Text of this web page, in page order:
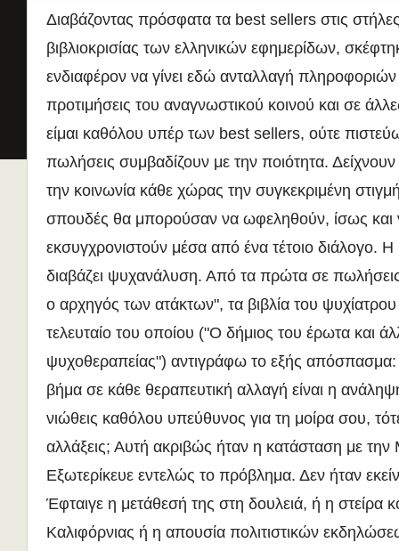
Διαβάζοντας πρόσφατα τα best sellers στις
βιβλιοκρισίας των ελληνικών εφημερίδων,
ενδιαφέρον να γίνει εδώ ανταλλαγή πληροφοριών
προτιμήσεις του αναγνωστικού κοινού και σε
είμαι καθόλου υπέρ των best sellers, ούτε
πωλήσεις συμβαδίζουν με την ποιότητα.
την κοινωνία κάθε χώρας την συγκεκριμένη
σπουδές θα μπορούσαν να ωφεληθούν, ίσως
εκσυγχρονιστούν μέσα από ένα τέτοιο διάλογο.
διαβάζει ψυχανάλυση. Από τα πρώτα σε
ο αρχηγός των ατάκτων", τα βιβλία του
τελευταίο του οποίου ("Ο δήμιος του έρωτα και
ψυχοθεραπείας") αντιγράφω το εξής
βήμα σε κάθε θεραπευτική αλλαγή είναι η
νιώθεις καθόλου υπεύθυνος για τη μοίρα σου,
αλλάξεις; Αυτή ακριβώς ήταν η κατάσταση με την
Εξωτερίκευε εντελώς το πρόβλημα. Δεν ήταν
Έφταιγε η μετάθεσή της στη δουλειά, ή η στείρα
Καλιφόρνιας ή η απουσία πολιτιστικών
Είναι εδώ αυτή τη στιγμή0 χρήστες
1 επισκέπτης
Διδασκαλία της Ελληνικής ως
Δεύτερης/Ξένης Γλώσσας
(Εξ Αποστάσεως) από το Παν/
Λευκωσίας σε συνεργασία με
ΚΕΓ
το πιστοποιητικό επιπέδου Γ2
Πρώτο Διεθνές Συνέδριο
Νεοελληνικών Σπουδών
Εδώ Πολυτεχνείο!
Τα διδακτικά εγχειρίδια
περισσότερα